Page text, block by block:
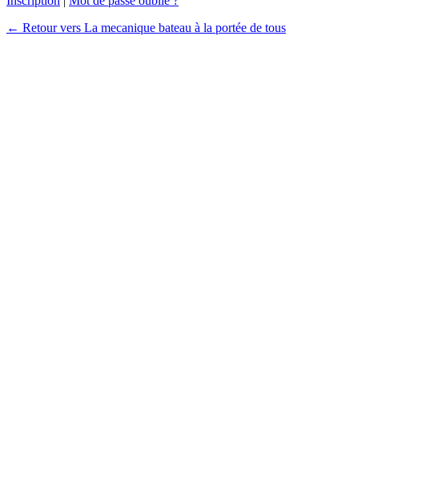
← Retour vers La mecanique bateau à la portée de tous